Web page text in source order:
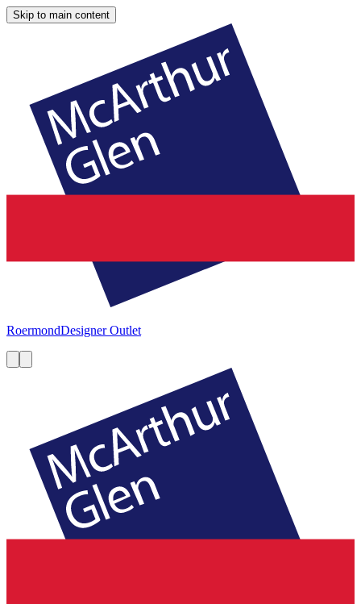
Skip to main content
RoermondDesigner Outlet